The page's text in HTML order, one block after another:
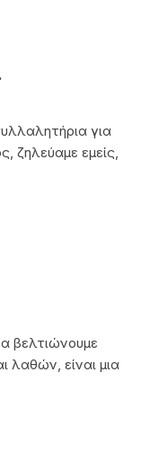
για
ζηλεύαμε εμείς,
βελτιώνουμε
λαθών, είναι μια